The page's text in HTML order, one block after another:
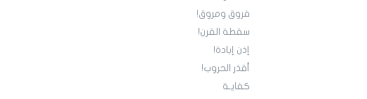
فروق ومروق!
سقطة القرن!
إذن إبادة!
أقذر الحروب!
كفايـة